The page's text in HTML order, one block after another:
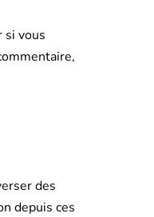
si vous
des
depuis ces